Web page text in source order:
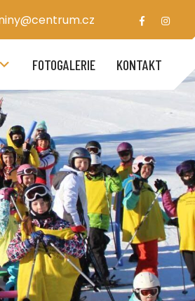
FOTOGALERIE KONTAKT